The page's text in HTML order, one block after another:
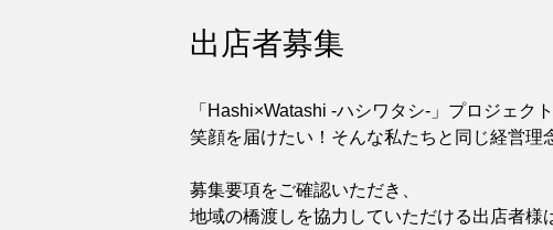
出店者募集
「Hashi×Watashi -ハシワタシ-」プロジェク
笑顔を届けたい！そんな私たちと同じ経営理
募集要項をご確認いただき、
地域の橋渡しを協力していただける出店者様